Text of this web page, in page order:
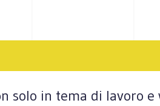
solo in tema di lavoro e